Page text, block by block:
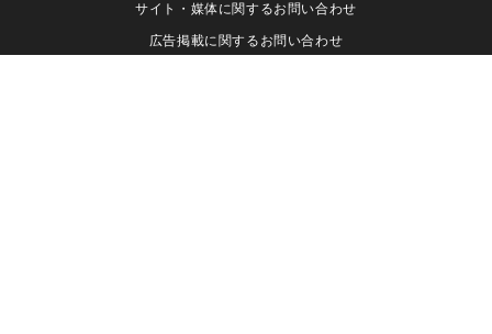
サイト・媒体に関するお問い合わせ
広告掲載に関するお問い合わせ